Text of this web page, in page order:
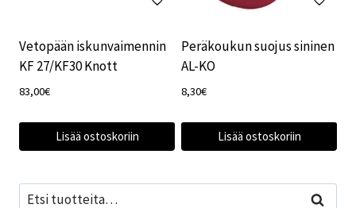
Vetopään iskunvaimennin
KF 27/KF30 Knott
83,00€
Lisää ostoskoriin
Peräkoukun suojus sininen
AL-KO
8,30€
Lisää ostoskoriin
Etsi: Haku